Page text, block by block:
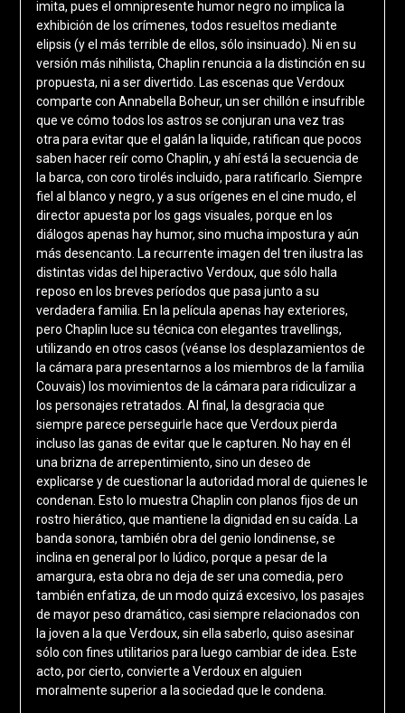
imita, pues el omnipresente humor negro no implica la
exhibición de los crímenes, todos resueltos mediante
elipsis (y el más terrible de ellos, sólo insinuado). Ni en su
versión más nihilista, Chaplin renuncia a la distinción en su
propuesta, ni a ser divertido. Las escenas que Verdoux
comparte con Annabella Boheur, un ser chillón e insufrible
que ve cómo todos los astros se conjuran una vez tras
otra para evitar que el galán la liquide, ratifican que pocos
saben hacer reír como Chaplin, y ahí está la secuencia de
la barca, con coro tirolés incluido, para ratificarlo. Siempre
fiel al blanco y negro, y a sus orígenes en el cine mudo, el
director apuesta por los gags visuales, porque en los
diálogos apenas hay humor, sino mucha impostura y aún
más desencanto. La recurrente imagen del tren ilustra las
distintas vidas del hiperactivo Verdoux, que sólo halla
reposo en los breves períodos que pasa junto a su
verdadera familia. En la película apenas hay exteriores,
pero Chaplin luce su técnica con elegantes travellings,
utilizando en otros casos (véanse los desplazamientos de
la cámara para presentarnos a los miembros de la familia
Couvais) los movimientos de la cámara para ridiculizar a
los personajes retratados. Al final, la desgracia que
siempre parece perseguirle hace que Verdoux pierda
incluso las ganas de evitar que le capturen. No hay en él
una brizna de arrepentimiento, sino un deseo de
explicarse y de cuestionar la autoridad moral de quienes le
condenan. Esto lo muestra Chaplin con planos fijos de un
rostro hierático, que mantiene la dignidad en su caída. La
banda sonora, también obra del genio londinense, se
inclina en general por lo lúdico, porque a pesar de la
amargura, esta obra no deja de ser una comedia, pero
también enfatiza, de un modo quizá excesivo, los pasajes
de mayor peso dramático, casi siempre relacionados con
la joven a la que Verdoux, sin ella saberlo, quiso asesinar
sólo con fines utilitarios para luego cambiar de idea. Este
acto, por cierto, convierte a Verdoux en alguien
moralmente superior a la sociedad que le condena.